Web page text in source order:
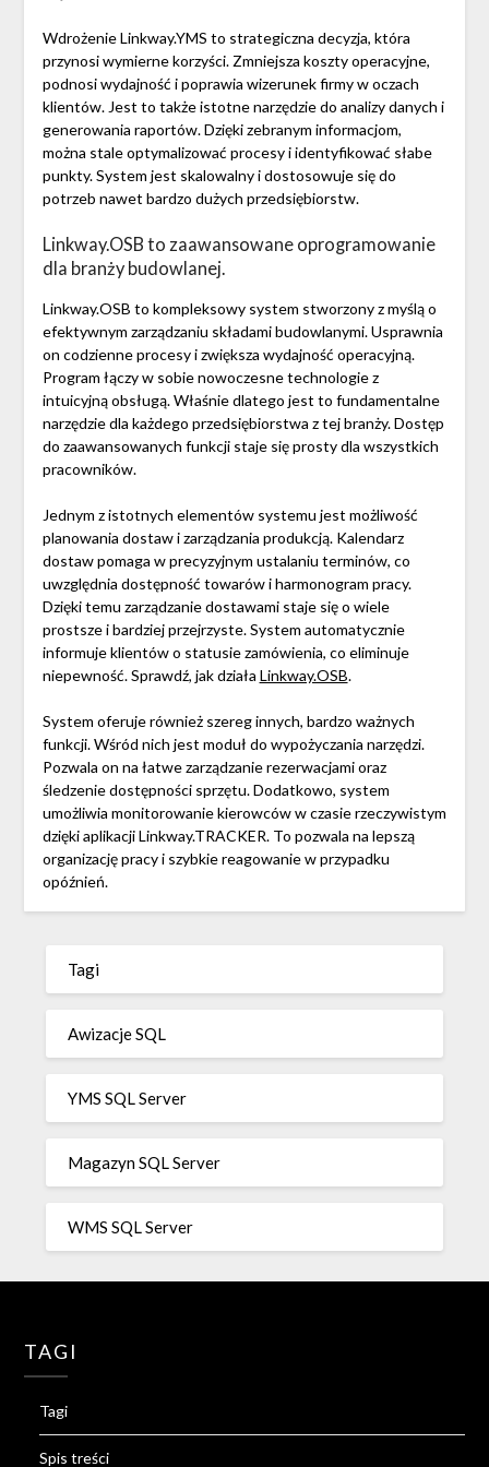
Wdrożenie Linkway.YMS to strategiczna decyzja, która
przynosi wymierne korzyści. Zmniejsza koszty operacyjne,
podnosi wydajność i poprawia wizerunek firmy w oczach
klientów. Jest to także istotne narzędzie do analizy danych i
generowania raportów. Dzięki zebranym informacjom,
można stale optymalizować procesy i identyfikować słabe
punkty. System jest skalowalny i dostosowuje się do
potrzeb nawet bardzo dużych przedsiębiorstw.
Linkway.OSB to zaawansowane oprogramowanie
dla branży budowlanej.
Linkway.OSB to kompleksowy system stworzony z myślą o
efektywnym zarządzaniu składami budowlanymi. Usprawnia
on codzienne procesy i zwiększa wydajność operacyjną.
Program łączy w sobie nowoczesne technologie z
intuicyjną obsługą. Właśnie dlatego jest to fundamentalne
narzędzie dla każdego przedsiębiorstwa z tej branży. Dostęp
do zaawansowanych funkcji staje się prosty dla wszystkich
pracowników.
Jednym z istotnych elementów systemu jest możliwość
planowania dostaw i zarządzania produkcją. Kalendarz
dostaw pomaga w precyzyjnym ustalaniu terminów, co
uwzględnia dostępność towarów i harmonogram pracy.
Dzięki temu zarządzanie dostawami staje się o wiele
prostsze i bardziej przejrzyste. System automatycznie
informuje klientów o statusie zamówienia, co eliminuje
niepewność. Sprawdź, jak działa Linkway.OSB.
System oferuje również szereg innych, bardzo ważnych
funkcji. Wśród nich jest moduł do wypożyczania narzędzi.
Pozwala on na łatwe zarządzanie rezerwacjami oraz
śledzenie dostępności sprzętu. Dodatkowo, system
umożliwia monitorowanie kierowców w czasie rzeczywistym
dzięki aplikacji Linkway.TRACKER. To pozwala na lepszą
organizację pracy i szybkie reagowanie w przypadku
opóźnień.
Tagi
Awizacje SQL
YMS SQL Server
Magazyn SQL Server
WMS SQL Server
TAGI
Tagi
Spis treści